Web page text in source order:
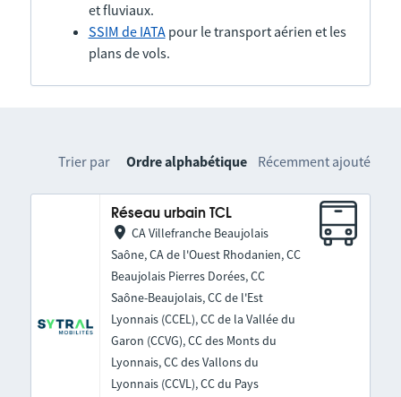
et fluviaux.
SSIM de IATApour le transport aérien et les
plans de vols.
Trier par Ordre alphabétique Récemment ajouté
Réseau urbain TCL
CA Villefranche Beaujolais
Saône, CA de l'Ouest Rhodanien, CC
Beaujolais Pierres Dorées, CC
Saône-Beaujolais, CC de l'Est
Lyonnais (CCEL), CC de la Vallée du
Garon (CCVG), CC des Monts du
Lyonnais, CC des Vallons du
Lyonnais (CCVL), CC du Pays